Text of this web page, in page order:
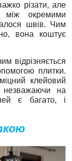
різати, але
окремими
швів. Чим
вона коштує
відрізняється
плитки.
клейовий
незважаючи на
є багато, і